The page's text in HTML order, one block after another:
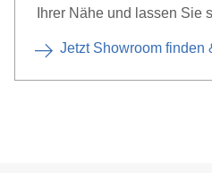
Ihrer Nähe und lassen Sie
Jetzt Showroom finden